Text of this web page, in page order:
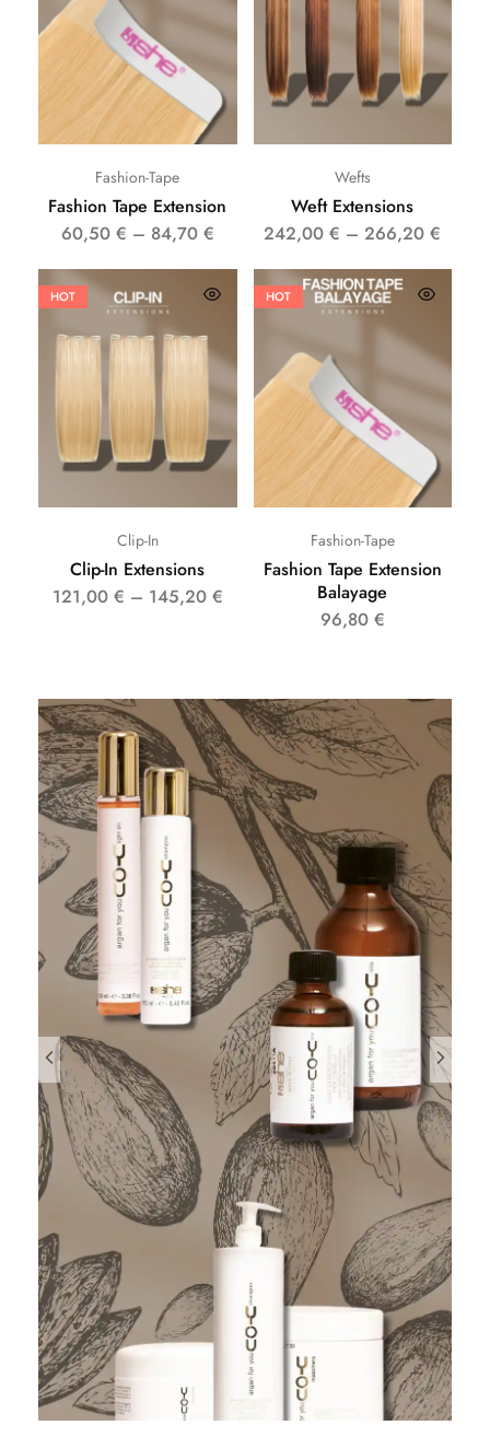
Fashion-Tape
Fashion Tape Extension
60,50 € – 84,70 €
Wefts
Weft Extensions
242,00€ –266,20€
HOT
Clip-In
Clip-In Extensions
121,00 € – 145,20 €
HOT
Fashion-Tape
Fashion Tape Extension
Balayage
96,80 €